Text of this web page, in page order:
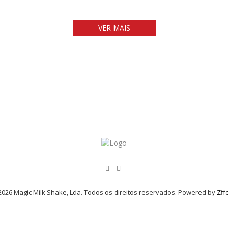
VER MAIS
Magic Milk Shake, Lda. Todos os direitos reservados. Powered by